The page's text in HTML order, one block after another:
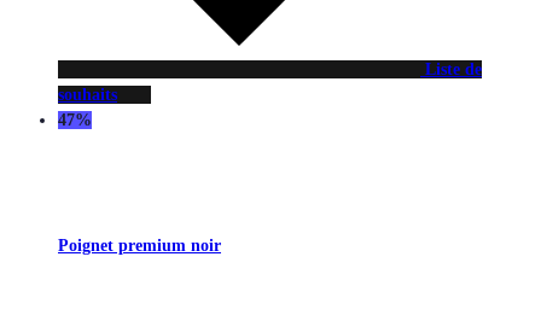
Liste de
souhaits
47%
Poignet premium noir